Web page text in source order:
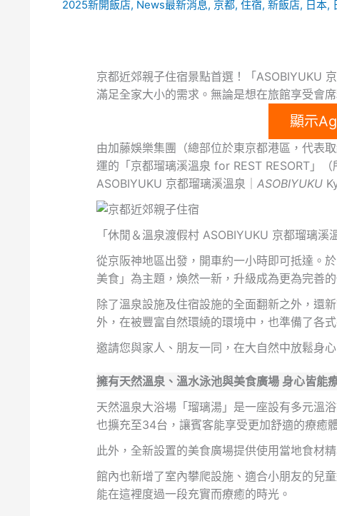
2025新開飯店, News最新消息, 京都, 住宿, 新飯店, 日本,
京都近郊親子住宿景點首選！「ASOBIYUKU
滿足全家大小的需求。無論是想在旅館享受會
顯示
由加藤娛樂集團（總部位於東京都港區，代表
運的「京都瑠璃溪溫泉 for REST RESORT」
ASOBIYUKU 京都瑠璃溪溫泉｜ ASOBIYUKU
「休閒＆溫泉渡假村 ASOBIYUKU 京都瑠璃溪
從京阪神地區出發，開車約一小時即可抵達。
美食」為主題，煥然一新，升級成為更為完善
除了溫泉設施及住宿設施的全面翻新之外，還
外，在被豐富自然環繞的環境中，也準備了各
邀請您與家人、朋友一同，在大自然中放鬆身
擁有天然溫泉、溫水泳池與美食廣場 身心皆能
天然溫泉大浴場「瑠璃湯」是一座設有多元溫
也擴充至34台，讓賓客能享受更加舒適的療癒
此外，全新設置的美食廣場提供使用當地食材
館內也新增了室內攀爬設施、適合小朋友的兒
能在這裡度過一段充實而療癒的時光。